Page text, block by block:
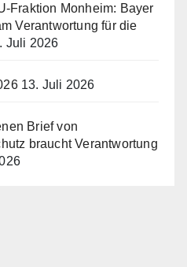
Fraktion Monheim: Bayer
Verantwortung für die
Juli 2026
13. Juli 2026
Brief von
braucht Verantwortung